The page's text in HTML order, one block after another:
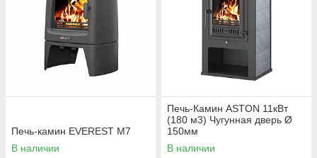
Печь-камин EVEREST М7
В наличии
Печь-Камин ASTON 11кВт
(180 м3) Чугунная дверь Ø
150мм
В наличии